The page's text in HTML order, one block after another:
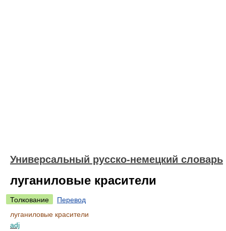
Универсальный русско-немецкий словарь
луганиловые красители
Толкование
Перевод
луганиловые красители
adj